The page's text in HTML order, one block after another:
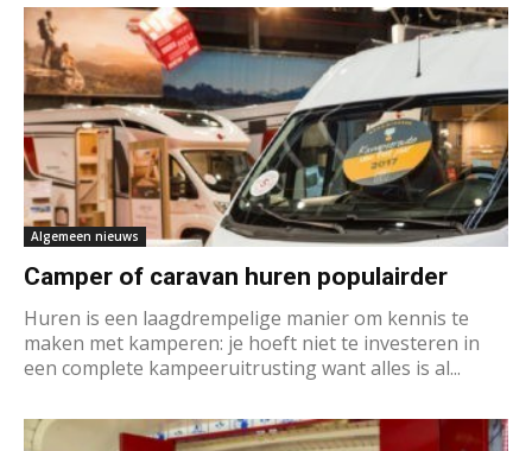
Algemeen nieuws
Camper of caravan huren populairder
Huren is een laagdrempelige manier om kennis te
maken met kamperen: je hoeft niet te investeren in
een complete kampeeruitrusting want alles is al...